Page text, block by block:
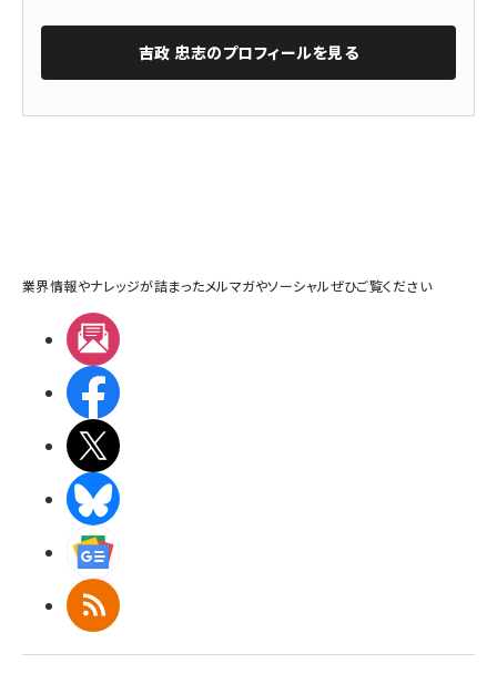
吉政 忠志のプロフィールを見る
業界情報やナレッジが詰まったメルマガやソーシャルぜひご覧ください
RSS